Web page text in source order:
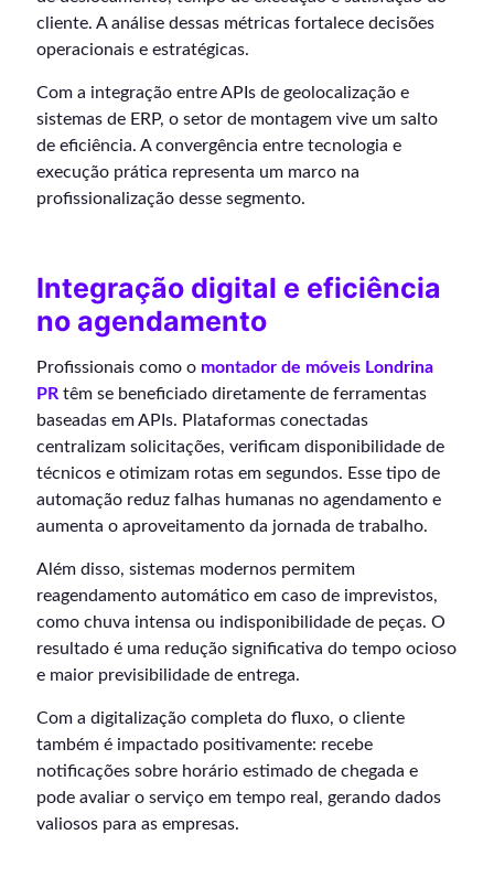
cliente. A análise dessas métricas fortalece decisões
operacionais e estratégicas.
Com a integração entre APIs de geolocalização e
sistemas de ERP, o setor de montagem vive um salto
de eficiência. A convergência entre tecnologia e
execução prática representa um marco na
profissionalização desse segmento.
Integração digital e eficiência
no agendamento
Profissionais como o montador de móveis Londrina
PR têm se beneficiado diretamente de ferramentas
baseadas em APIs. Plataformas conectadas
centralizam solicitações, verificam disponibilidade de
técnicos e otimizam rotas em segundos. Esse tipo de
automação reduz falhas humanas no agendamento e
aumenta o aproveitamento da jornada de trabalho.
Além disso, sistemas modernos permitem
reagendamento automático em caso de imprevistos,
como chuva intensa ou indisponibilidade de peças. O
resultado é uma redução significativa do tempo ocioso
e maior previsibilidade de entrega.
Com a digitalização completa do fluxo, o cliente
também é impactado positivamente: recebe
notificações sobre horário estimado de chegada e
pode avaliar o serviço em tempo real, gerando dados
valiosos para as empresas.